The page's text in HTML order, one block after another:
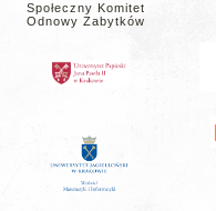
Społeczny Komitet
Odnowy Zabytków